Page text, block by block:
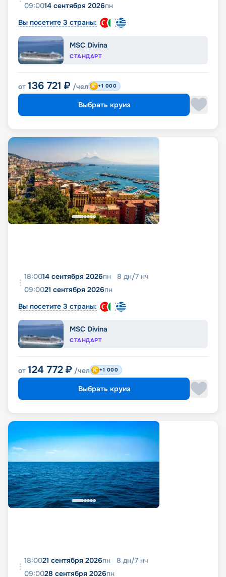
09:0014 сентября 2026пн
Вы посетите 3 страны:
MSC Divina
СТАНДАРТ
от 136 721 ₽ /чел +1 000
Выбрать круиз
18:0014 сентября 2026пн 8 дн/7 нч
09:0021 сентября 2026пн
Вы посетите 3 страны:
MSC Divina
СТАНДАРТ
от 124 772 ₽ /чел +1 000
Выбрать круиз
18:0021 сентября 2026пн 8 дн/7 нч
09:0028 сентября 2026пн